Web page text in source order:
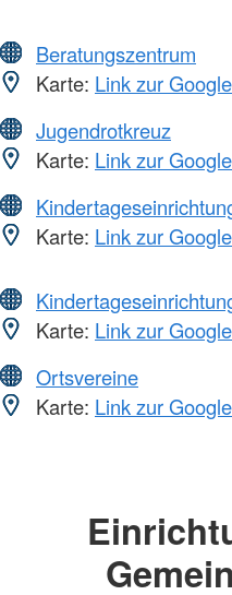
Beratungszentrum
Karte: Link zur
Jugendrotkreuz
Karte: Link zur
Karte: Link zur
Karte: Link zur
Ortsvereine
Karte: Link zur